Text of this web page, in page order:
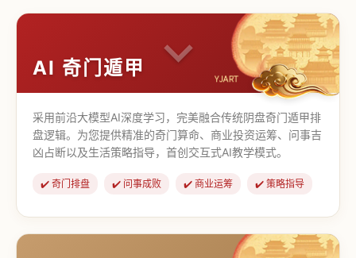
AI 奇门遁甲
采用前沿大模型AI深度学习，完美融合传统阴盘奇门遁甲排
盘逻辑。为您提供精准的奇门算命、商业投资运筹、问事吉
凶占断以及生活策略指导，首创交互式AI教学模式。
✔️ 奇门排盘 ✔️ 问事成败 ✔️ 商业运筹 ✔️ 策略指导
【道家奇门】 【传统奇门】